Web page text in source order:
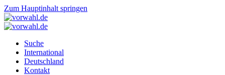
Zum Hauptinhalt springen
Suche
International
Deutschland
Kontakt